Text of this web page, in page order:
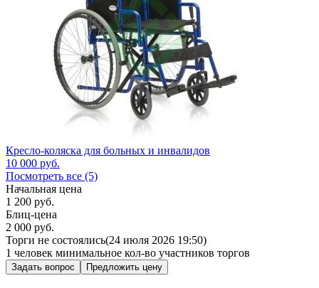
Кресло-коляска для больных и инвалидов
10 000 руб.
Посмотреть все (5)
Начальная цена
1 200 руб.
Блиц-цена
2 000 руб.
Торги не состоялись(24 июля 2026 19:50)
1 человек минимальное кол-во участников торгов
Задать вопрос Предложить цену